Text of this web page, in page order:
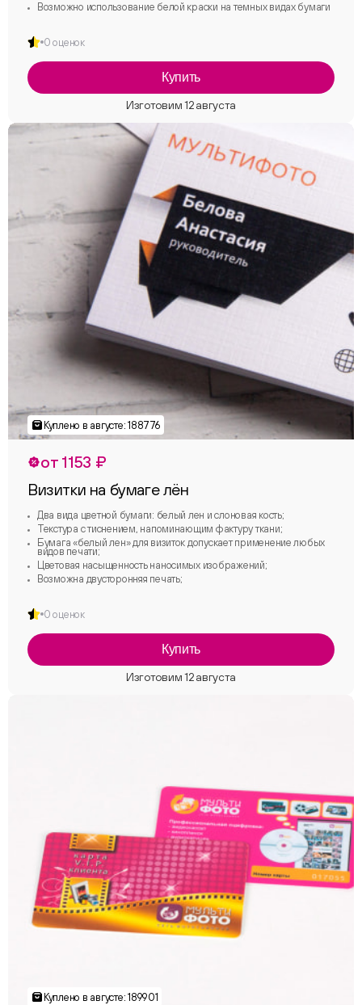
Возможно использование белой краски на темных видах бумаги
0 оценок
Купить
от 1153 ₽
Визитки на бумаге лён
Два вида цветной бумаги: белый лен и слоновая кость;
Текстура с тиснением, напоминающим фактуру ткани;
Бумага «белый лен» для визиток допускает применение любых
видов печати;
Цветовая насыщенность наносимых изображений;
Возможна двусторонняя печать;
0 оценок
Купить